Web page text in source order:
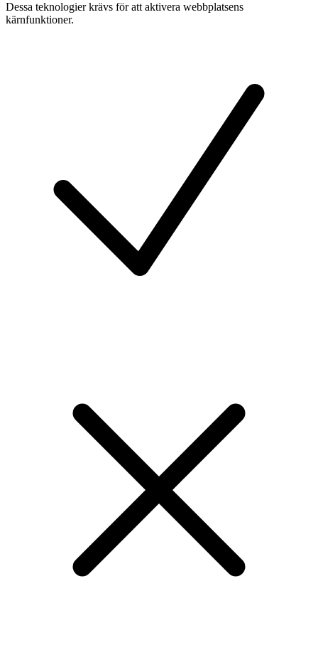
Dessa teknologier krävs för att aktivera webbplatsens
kärnfunktioner.